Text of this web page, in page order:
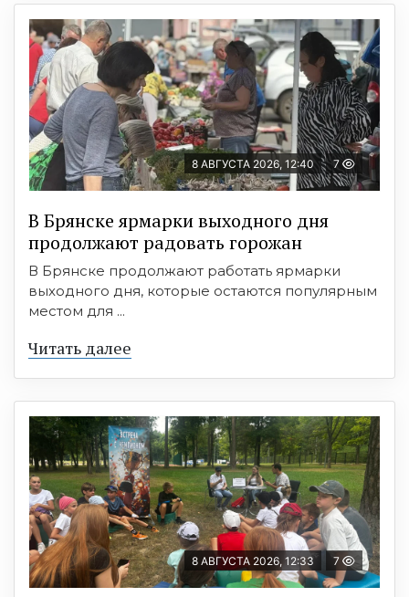
8 АВГУСТА 2026, 12:40 7
В Брянске ярмарки выходного дня
продолжают радовать горожан
В Брянске продолжают работать ярмарки
выходного дня, которые остаются популярным
местом для ...
Читать далее
8 АВГУСТА 2026, 12:33 7